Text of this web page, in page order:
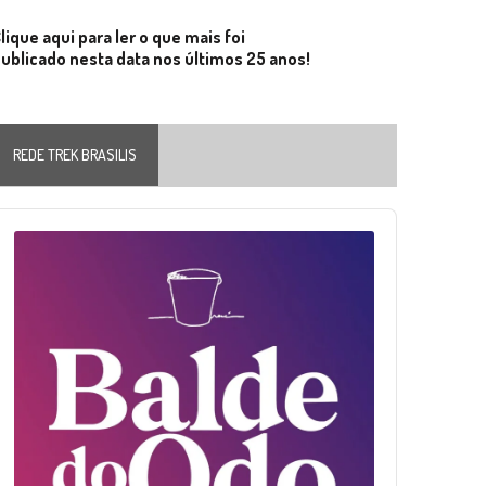
aqui para ler o que mais foi
nesta data nos últimos 25 anos!
REDE TREK BRASILIS
Player